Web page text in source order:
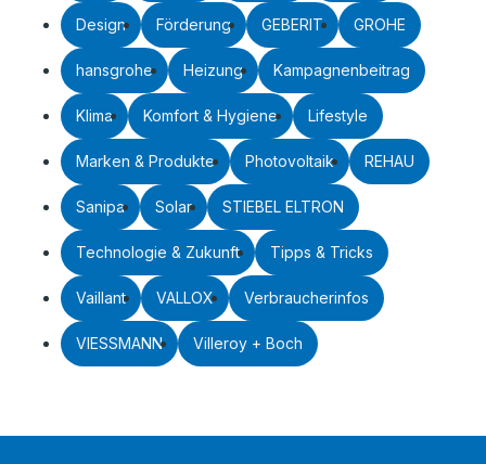
Design Förderung GEBERIT GROHE
hansgrohe Heizung Kampagnenbeitrag
Klima Komfort & Hygiene Lifestyle
Marken & Produkte Photovoltaik REHAU
Sanipa Solar STIEBEL ELTRON
Technologie & Zukunft Tipps & Tricks
Vaillant VALLOX Verbraucherinfos
VIESSMANN Villeroy + Boch